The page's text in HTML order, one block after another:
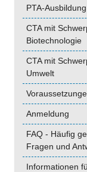
PTA-Ausbildung
CTA mit
Biotechnologie
CTA mit
Umwelt
Anmeldung
FAQ - Häufig
Fragen und
Informationen